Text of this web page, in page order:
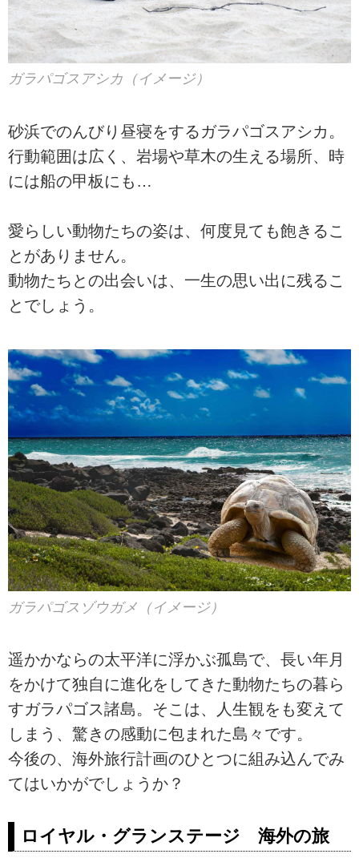
ガラパゴスアシカ（イメージ）
砂浜でのんびり昼寝をするガラパゴスアシカ。
行動範囲は広く、岩場や草木の生える場所、時
には船の甲板にも…
愛らしい動物たちの姿は、何度見ても飽きるこ
とがありません。
動物たちとの出会いは、一生の思い出に残るこ
とでしょう。
ガラパゴスゾウガメ（イメージ）
遥かかならの太平洋に浮かぶ孤島で、長い年月
をかけて独自に進化をしてきた動物たちの暮ら
すガラパゴス諸島。そこは、人生観をも変えて
しまう、驚きの感動に包まれた島々です。
今後の、海外旅行計画のひとつに組み込んでみ
てはいかがでしょうか？
ロイヤル・グランステージ 海外の旅